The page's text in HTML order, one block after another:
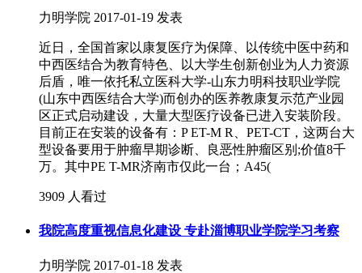
力明学院 2017-01-19 发表
近日，全国首家以康复医疗为保障、以传统中医中药和
中西医结合为教育特色、以大学生创新创业为人力资源
后盾，唯一依托私立医科大学-山东力明科技职业学院
(山东中西医结合大学)而创办的医养教康复示范产业园
区正式启动建设，大量大型医疗设备已进入安装阶段。
目前正在安装的设备有：P ET-M R、PET-CT，这两台大
型设备要用于肿瘤早期诊断、良恶性肿瘤区别;价值8千
万。其中PE T-MR济南市仅此一台；A45(
3909 人看过
我院高度重视信息化建设 专赴淄博职业学院学习考察
力明学院 2017-01-18 发表